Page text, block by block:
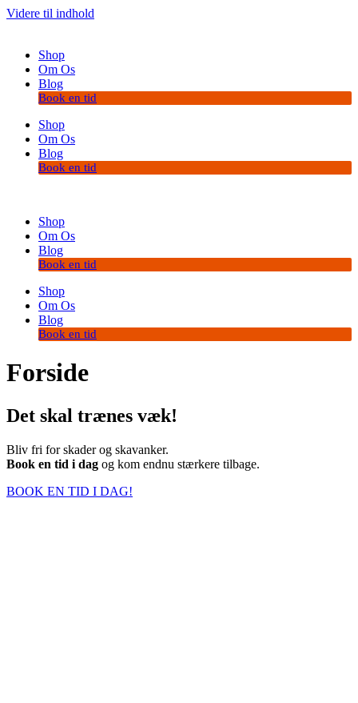
Videre til indhold
Shop
Om Os
Blog
Book en tid
Shop
Om Os
Blog
Book en tid
Shop
Om Os
Blog
Book en tid
Shop
Om Os
Blog
Book en tid
Forside
Det skal trænes væk!
Bliv fri for skader og skavanker.
Book en tid i dag og kom endnu stærkere tilbage.
BOOK EN TID I DAG!